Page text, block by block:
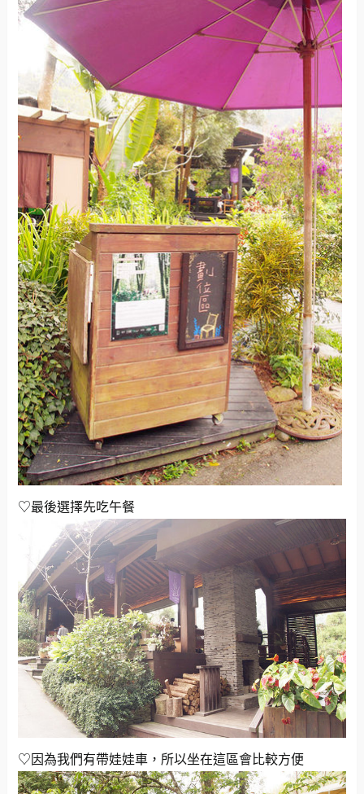
♡最後選擇先吃午餐
♡因為我們有帶娃娃車，所以坐在這區會比較方便